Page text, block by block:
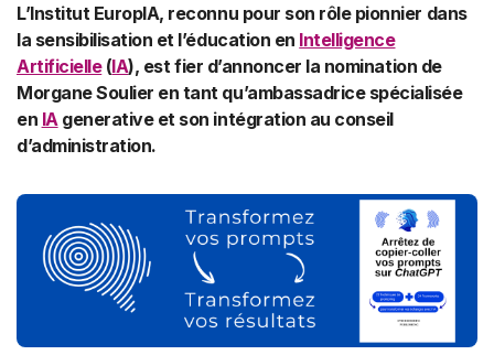
L’Institut EuropIA, reconnu pour son rôle pionnier dans
la sensibilisation et l’éducation en Intelligence
Artificielle(IA), est fier d’annoncer la nomination de
Morgane Soulier en tant qu’ambassadrice spécialisée
en IA generative et son intégration au conseil
d’administration.